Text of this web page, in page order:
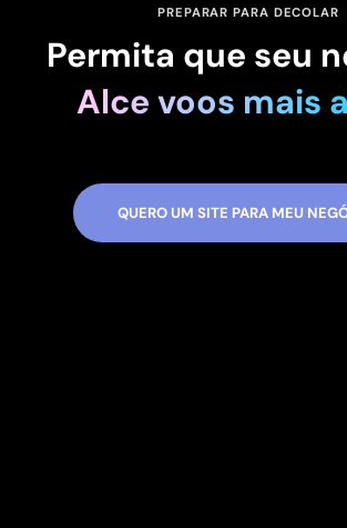
PREPARAR PARA DECOLAR
Permita que seu
Alce voos mais
QUERO UM SITE PARA MEU